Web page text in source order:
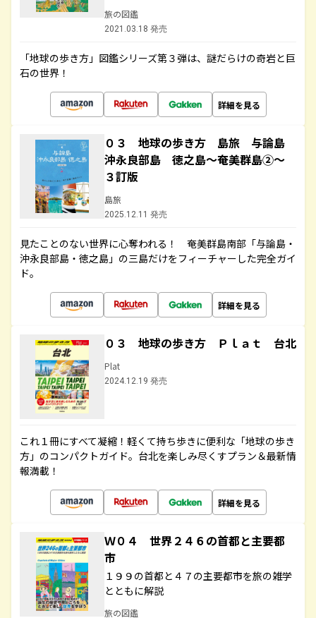
旅の図鑑
2021.03.18 発売
「地球の歩き方」図鑑シリーズ第３弾は、謎だらけの奇岩と巨
石の世界！
詳細を見る
０３ 地球の歩き方 島旅 与論島
沖永良部島 徳之島～奄美群島②～
３訂版
島旅
2025.12.11 発売
見たことのない世界に心奪われる！ 奄美群島南部「与論島・
沖永良部島・徳之島」の三島だけをフィーチャーした完全ガイ
ド。
詳細を見る
０３ 地球の歩き方 Ｐｌａｔ 台北
Plat
2024.12.19 発売
これ１冊にすべて凝縮！軽くて持ち歩きに便利な「地球の歩き
方」のコンパクトガイド。台北を楽しみ尽くすプラン＆最新情
報満載！
詳細を見る
Ｗ０４ 世界２４６の首都と主要都
市
１９９の首都と４７の主要都市を旅の雑学
とともに解説
旅の図鑑